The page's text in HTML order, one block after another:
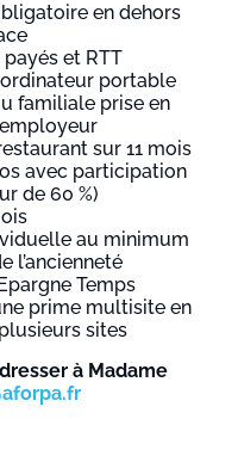
en dehors
et RTT
ordinateur portable
familiale prise en
sur 11 mois
avec participation
de 60 %)
au minimum
l’ancienneté
Temps
prime multisite en
sites
à Madame